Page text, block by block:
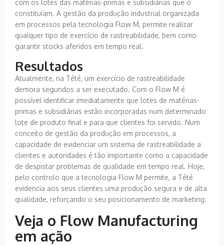
com os lotes das matérias-primas e subsidiárias que o
constituíam. A gestão da produção industrial organizada
em processos pela tecnologia Flow M, permite realizar
qualquer tipo de exercício de rastreabilidade, bem como
garantir stocks aferidos em tempo real.
Resultados
Atualmente, na Tété, um exercício de rastreabilidade
demora segundos a ser executado. Com o Flow M é
possível identificar imediatamente que lotes de matérias-
primas e subsidiárias estão incorporadas num determinado
lote de produto final e para que clientes foi servido. Num
conceito de gestão da produção em processos, a
capacidade de evidenciar um sistema de rastreabilidade a
clientes e autoridades é tão importante como a capacidade
de despistar problemas de qualidade em tempo real. Hoje,
pelo controlo que a tecnologia Flow M permite, a Tété
evidencia aos seus clientes uma produção segura e de alta
qualidade, reforçando o seu posicionamento de marketing.
Veja o Flow Manufacturing
em ação